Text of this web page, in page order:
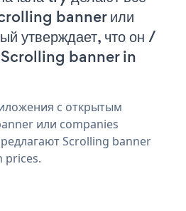
banner или
утверждает, что он /
Scrolling banner in
с открытым
или companies
Scrolling banner
prices.